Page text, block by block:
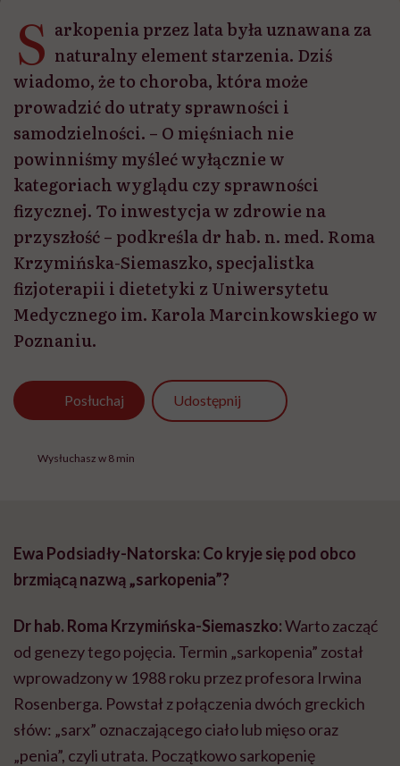
S arkopenia przez lata była uznawana za
naturalny element starzenia. Dziś
wiadomo, że to choroba, która może
prowadzić do utraty sprawności i
samodzielności. – O mięśniach nie
powinniśmy myśleć wyłącznie w
kategoriach wyglądu czy sprawności
fizycznej. To inwestycja w zdrowie na
przyszłość – podkreśla dr hab. n. med. Roma
Krzymińska-Siemaszko, specjalistka
fizjoterapii i dietetyki z Uniwersytetu
Medycznego im. Karola Marcinkowskiego w
Poznaniu.
Posłuchaj Udostępnij
Wysłuchasz w 8 min
Ewa Podsiadły-Natorska: Co kryje się pod obco
brzmiącą nazwą „sarkopenia”?
Dr hab. Roma Krzymińska-Siemaszko:Warto zacząć
od genezy tego pojęcia. Termin „sarkopenia” został
wprowadzony w 1988 roku przez profesora Irwina
Rosenberga. Powstał z połączenia dwóch greckich
słów: „sarx” oznaczającego ciało lub mięso oraz
„penia”, czyli utrata. Początkowo sarkopenię